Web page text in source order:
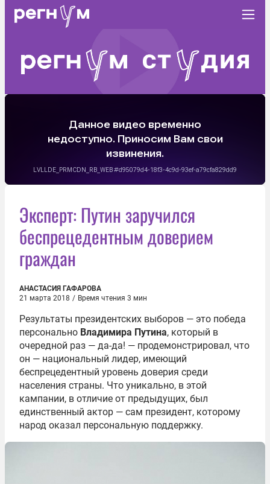
Эксперт: Путин заручился
беспрецедентным доверием
граждан
АНАСТАСИЯ ГАФАРОВА
21 марта 2018 / Время чтения 3 мин
Результаты президентских выборов — это победа
персонально Владимира Путина, который в
очередной раз — да-да! — продемонстрировал, что
он — национальный лидер, имеющий
беспрецедентный уровень доверия среди
населения страны. Что уникально, в этой
кампании, в отличие от предыдущих, был
единственный актор — сам президент, которому
народ оказал персональную поддержку.